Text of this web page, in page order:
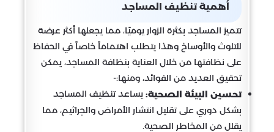
أهمية تنظيف المساجد
تتميز المساجد بكثرة الزوار يوميًا، مما يجعلها أكثر عرضة
للتلوث والأوساخ وهذا يتطلب اهتماماً خاصاً في الحفاظ
على نظافتها من خلال العناية بنظافة المساجد، يمكن
تحقيق العديد من الفوائد، ومنها:-
تحسين البيئة الصحية: يساعد تنظيف المساجد
بشكل دوري على تقليل انتشار الأمراض والجراثيم، مما
يقلل من المخاطر الصحية.